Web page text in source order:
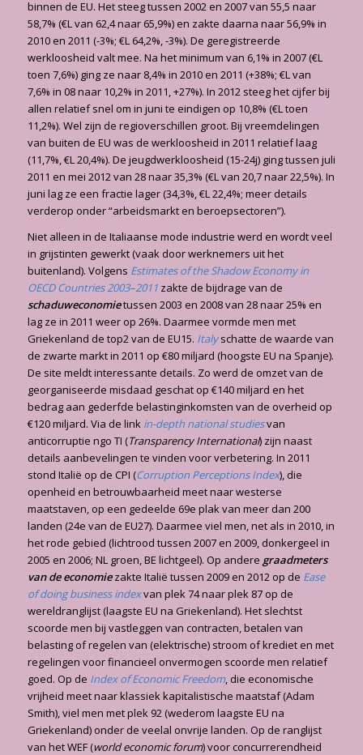
binnen de EU. Het steeg tussen 2002 en 2007 van 55,5 naar
58,7% (€L van 62,4 naar 65,9%) en zakte daarna naar 56,9% in
2010 en 2011 (-3%; €L 64,2%, -3%). De geregistreerde
werkloosheid valt mee. Na het minimum van 6,1% in 2007 (€L
toen 7,6%) ging ze naar 8,4% in 2010 en 2011 (+38%; €L van
7,6% in 08 naar 10,2% in 2011, +27%). In 2012 steeg het cijfer bij
allen relatief snel om in juni te eindigen op 10,8% (€L toen
11,2%). Wel zijn de regioverschillen groot. Bij vreemdelingen
van buiten de EU was de werkloosheid in 2011 relatief laag
(11,7%, €L 20,4%). De jeugdwerkloosheid (15-24j) ging tussen juli
2011 en mei 2012 van 28 naar 35,3% (€L van 20,7 naar 22,5%). In
juni lag ze een fractie lager (34,3%, €L 22,4%; meer details
verderop onder “arbeidsmarkt en beroepsectoren”).
Niet alleen in de Italiaanse mode industrie werd en wordt veel
in grijstinten gewerkt (vaak door werknemers uit het
buitenland). Volgens Estimates of the Shadow Economy in
OECD Countries 2003–2011zakte de bijdrage van de
schaduweconomietussen 2003 en 2008 van 28 naar 25% en
lag ze in 2011 weer op 26%. Daarmee vormde men met
Griekenland de top2 van de EU15. Italyschatte de waarde van
de zwarte markt in 2011 op €80 miljard (hoogste EU na Spanje).
De site meldt interessante details. Zo werd de omzet van de
georganiseerde misdaad geschat op €140 miljard en het
bedrag aan gederfde belastinginkomsten van de overheid op
€120 miljard. Via de link in-depth national studiesvan
anticorruptie ngo TI (Transparency International) zijn naast
details aanbevelingen te vinden voor verbetering. In 2011
stond Italië op de CPI (Corruption Perceptions Index), die
openheid en betrouwbaarheid meet naar westerse
maatstaven, op een gedeelde 69e plak van meer dan 200
landen (24e van de EU27). Daarmee viel men, net als in 2010, in
het rode gebied (lichtrood tussen 2007 en 2009, donkergeel in
2005 en 2006; NL groen, BE lichtgeel). Op andere graadmeters
van de economiezakte Italië tussen 2009 en 2012 op de Ease
of doing business indexvan plek 74 naar plek 87 op de
wereldranglijst (laagste EU na Griekenland). Het slechtst
scoorde men bij vastleggen van contracten, betalen van
belasting of regelen van (elektrische) stroom of krediet en met
regelingen voor financieel onvermogen scoorde men relatief
goed. Op de Index of Economic Freedom, die economische
vrijheid meet naar klassiek kapitalistische maatstaf (Adam
Smith), viel men met plek 92 (wederom laagste EU na
Griekenland) onder de veelal onvrije landen. Op de ranglijst
van het WEF (world economic forum) voor concurrerendheid